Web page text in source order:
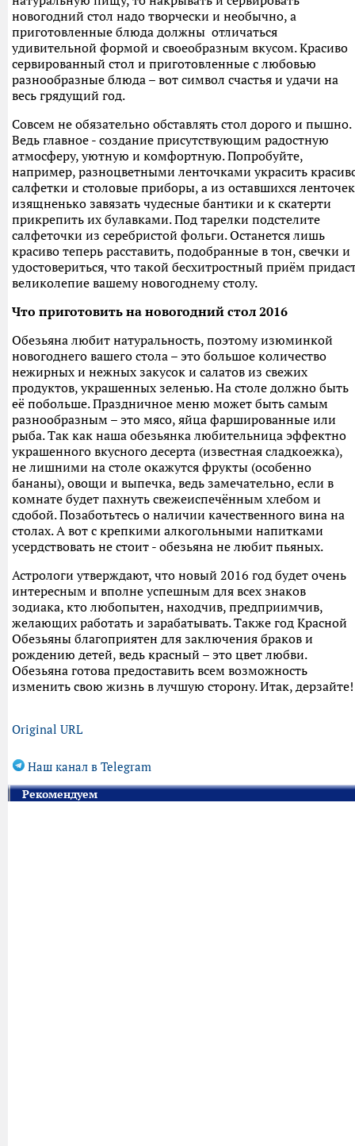
новогодний стол надо творчески и необычно, а
приготовленные блюда должны отличаться
удивительной формой и своеобразным вкусом. Красиво
сервированный стол и приготовленные с любовью
разнообразные блюда – вот символ счастья и удачи на
весь грядущий год.
Совсем не обязательно обставлять стол дорого и пышно.
Ведь главное - создание присутствующим радостную
атмосферу, уютную и комфортную. Попробуйте,
например, разноцветными ленточками украсить
салфетки и столовые приборы, а из оставшихся ленточек
изящненько завязать чудесные бантики и к скатерти
прикрепить их булавками. Под тарелки подстелите
салфеточки из серебристой фольги. Останется лишь
красиво теперь расставить, подобранные в тон, свечки и
удостовериться, что такой бесхитростный приём
великолепие вашему новогоднему столу.
Что приготовить на новогодний стол 2016
Обезьяна любит натуральность, поэтому изюминкой
новогоднего вашего стола – это большое количество
нежирных и нежных закусок и салатов из свежих
продуктов, украшенных зеленью. На столе должно быть
её побольше. Праздничное меню может быть самым
разнообразным – это мясо, яйца фаршированные или
рыба. Так как наша обезьянка любительница эффектно
украшенного вкусного десерта (известная сладкоежка),
не лишними на столе окажутся фрукты (особенно
бананы), овощи и выпечка, ведь замечательно, если в
комнате будет пахнуть свежеиспечённым хлебом и
сдобой. Позаботьтесь о наличии качественного вина на
столах. А вот с крепкими алкогольными напитками
усердствовать не стоит - обезьяна не любит пьяных.
Астрологи утверждают, что новый 2016 год будет очень
интересным и вполне успешным для всех знаков
зодиака, кто любопытен, находчив, предприимчив,
желающих работать и зарабатывать. Также год Красной
Обезьяны благоприятен для заключения браков и
рождению детей, ведь красный – это цвет любви.
Обезьяна готова предоставить всем возможность
изменить свою жизнь в лучшую сторону. Итак, дерзайте!
Original URL
Наш канал в Telegram
Рекомендуем